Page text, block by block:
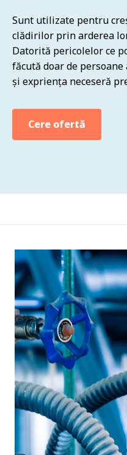
Sunt utilizate pentru
clădirilor prin arderea
Datorită pericolelor ce
făcută doar de
și expriența neceseră
Cere ofertă